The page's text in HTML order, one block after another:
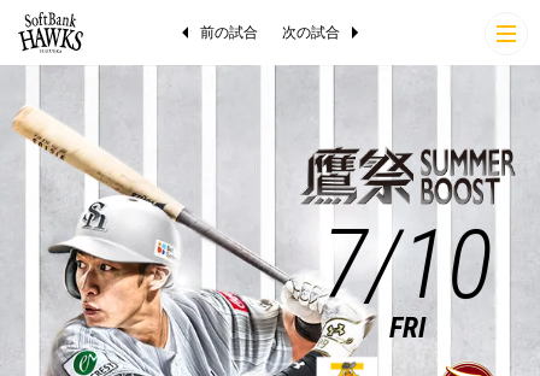
前の試合 次の試合
7/10
FRI